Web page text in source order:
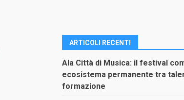
ARTICOLI RECENTI
Ala Città di Musica: il festival
ecosistema permanente tra
formazione